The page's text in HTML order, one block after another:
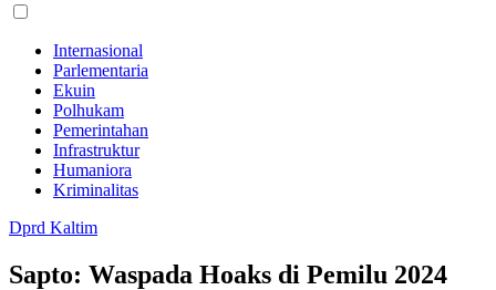
Internasional
Parlementaria
Ekuin
Polhukam
Pemerintahan
Infrastruktur
Humaniora
Kriminalitas
Dprd Kaltim
Sapto: Waspada Hoaks di Pemilu 2024